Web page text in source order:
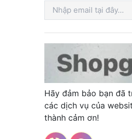
Hãy đảm bảo bạn đã
các dịch vụ của
thành cảm ơn!